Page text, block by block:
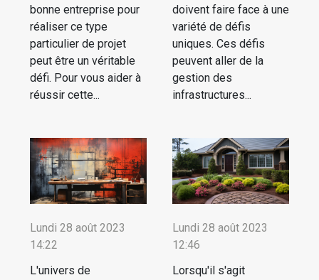
bonne entreprise pour
réaliser ce type
particulier de projet
peut être un véritable
défi. Pour vous aider à
réussir cette...
doivent faire face à une
variété de défis
uniques. Ces défis
peuvent aller de la
gestion des
infrastructures...
Lundi 28 août 2023
14:22
L'univers de
Lundi 28 août 2023
12:46
Lorsqu'il s'agit